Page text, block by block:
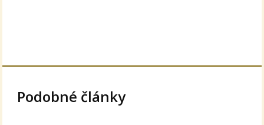
Podobné články